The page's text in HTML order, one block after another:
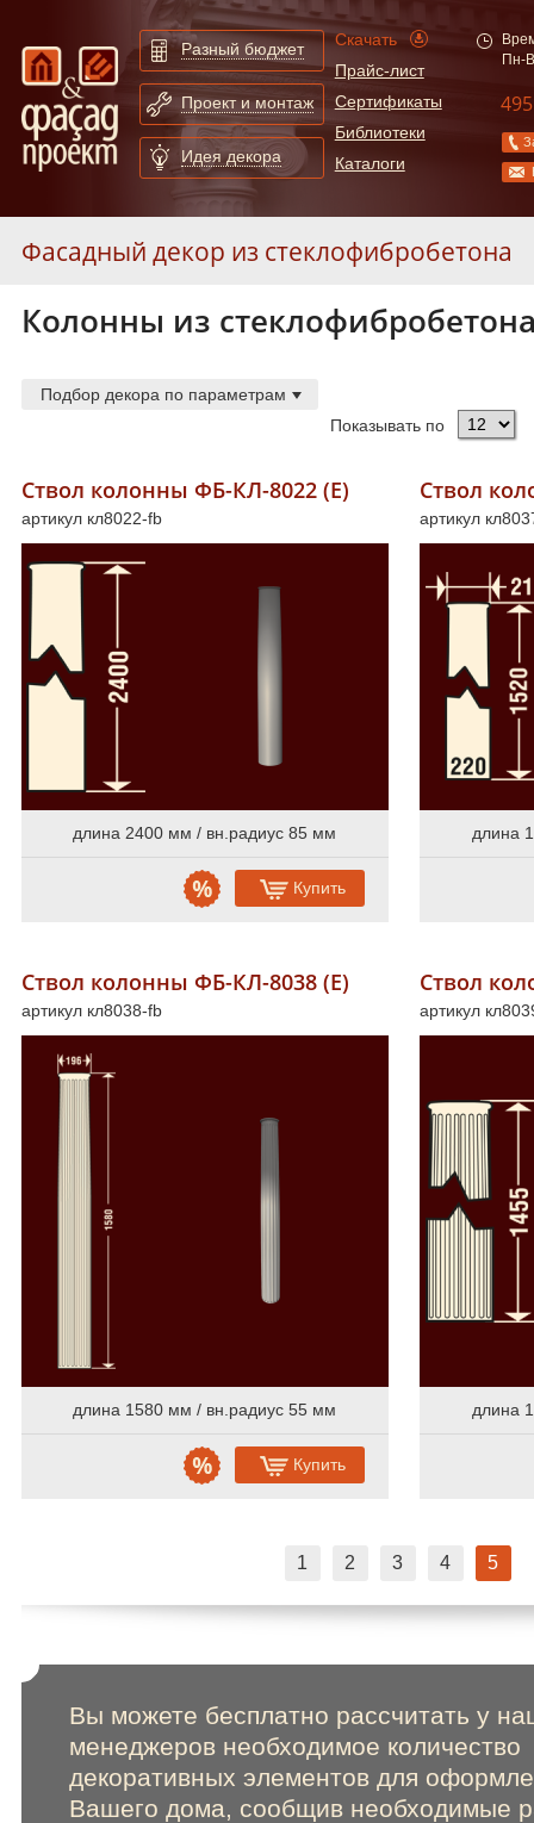
Разный бюджет
Проект и монтаж
Идея декора
Скачать
Прайс-лист
Сертификаты
Библиотеки
Каталоги
Пн-
Фасадный декор из стеклофибробетона
Карнизы из стеклофибробетона
Колонны из стеклофибробетона
52
Полуколонны из стеклофибробетона
58
Русты из стеклофибробетона
Консоли из стеклофибробетона
Камни замковые из стеклофибробетона
Декоративные элементы из стеклофибробетона
Расходники
4
Фасадный декор из полиуретана
Скачать каталоги и прайс-лист
Сертификаты
Расширенный поиск по сайту
Колонны из
Подбор декора по параметрам
Показывать по
Ствол колонны ФБ-КЛ-8022 (Е)
артикул кл8022-fb
длина 2400 мм / вн.радиус 85 мм
Купить
Ствол
артикул
длина
Ствол колонны ФБ-КЛ-8038 (Е)
артикул кл8038-fb
длина 1580 мм / вн.радиус 55 мм
Купить
Ствол
артикул
длина
1 2 3 4 5
Вы можете бесплатно рассчитать у
менеджеров необходимое количество
декоративных элементов для
Вашего дома, сообщив необходимые